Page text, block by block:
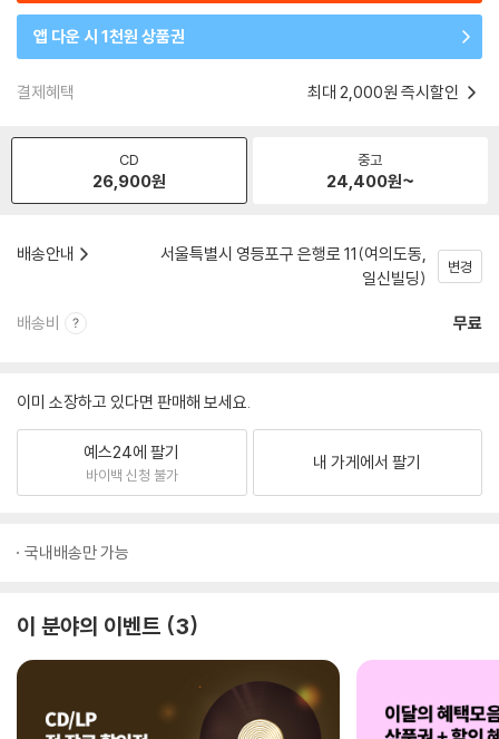
앱 다운 시 1천원 상품권
결제혜택 최대 2,000원 즉시할인
CD
26,900원
중고
24,400원~
배송안내
서울특별시 영등포구 은행로 11(여의도동,
일신빌딩)
변경
배송비 무료
이미 소장하고 있다면 판매해 보세요.
예스24에 팔기
바이백 신청 불가
내 가게에서 팔기
국내배송만 가능
이 분야의 이벤트 3